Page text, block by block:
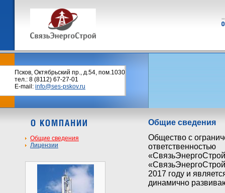
Псков, Октябрьский пр., д.54, пом.1030
тел.: 8 (8112) 67-27-01
E-mail: info@ses-pskov.ru
Общие сведения
Лицензии
Общие сведения
Общество с
ответственностью
2017 году и
динамично